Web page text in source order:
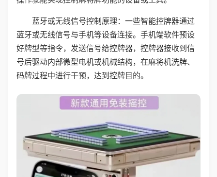
蓝牙或无线信号控制原理：一些智能控牌器通过
蓝牙或无线信号与手机等设备连接。手机端软件预设
好牌型等指令，发送信号给控牌器，控牌器接收到信
号后驱动内部微型电机或机械结构，在麻将机洗牌、
码牌过程中进行干预，达到控牌目的。